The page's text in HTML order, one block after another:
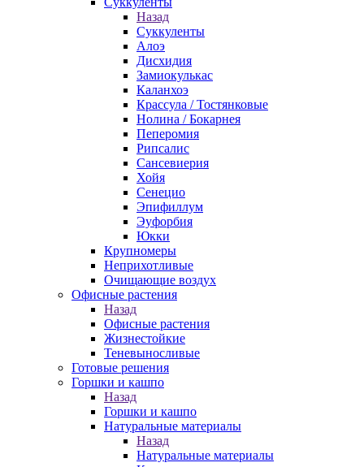
Назад
Суккуленты
Алоэ
Дисхидия
Замиокулькас
Каланхоэ
Крассула / Тостянковые
Нолина / Бокарнея
Пеперомия
Рипсалис
Сансевиерия
Хойя
Сенецио
Эпифиллум
Эуфорбия
Юкки
Крупномеры
Неприхотливые
Очищающие воздух
Офисные растения
Назад
Офисные растения
Жизнестойкие
Теневыносливые
Готовые решения
Горшки и кашпо
Назад
Горшки и кашпо
Натуральные материалы
Назад
Натуральные материалы